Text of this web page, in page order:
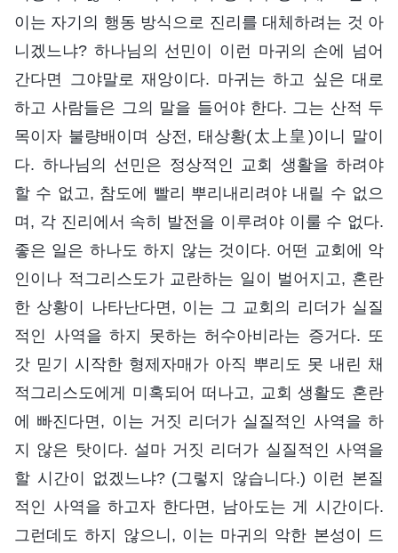
이는 자기의 행동 방식으로 진리를 대체하려는 것 아
니겠느냐? 하나님의 선민이 이런 마귀의 손에 넘어
간다면 그야말로 재앙이다. 마귀는 하고 싶은 대로
하고 사람들은 그의 말을 들어야 한다. 그는 산적 두
목이자 불량배이며 상전, 태상황(太上皇)이니 말이
다. 하나님의 선민은 정상적인 교회 생활을 하려야
할 수 없고, 참도에 빨리 뿌리내리려야 내릴 수 없으
며, 각 진리에서 속히 발전을 이루려야 이룰 수 없다.
좋은 일은 하나도 하지 않는 것이다. 어떤 교회에 악
인이나 적그리스도가 교란하는 일이 벌어지고, 혼란
한 상황이 나타난다면, 이는 그 교회의 리더가 실질
적인 사역을 하지 못하는 허수아비라는 증거다. 또
갓 믿기 시작한 형제자매가 아직 뿌리도 못 내린 채
적그리스도에게 미혹되어 떠나고, 교회 생활도 혼란
에 빠진다면, 이는 거짓 리더가 실질적인 사역을 하
지 않은 탓이다. 설마 거짓 리더가 실질적인 사역을
할 시간이 없겠느냐? (그렇지 않습니다.) 이런 본질
적인 사역을 하고자 한다면, 남아도는 게 시간이다.
그런데도 하지 않으니, 이는 마귀의 악한 본성이 드